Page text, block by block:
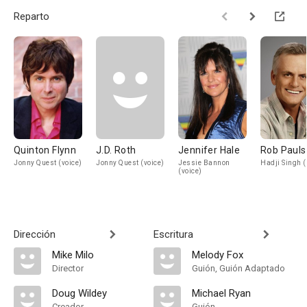
Reparto
Quinton Flynn
Jonny Quest (voice)
J.D. Roth
Jonny Quest (voice)
Jennifer Hale
Jessie Bannon
(voice)
Rob
Hadji Singh
Dirección
Mike Milo
Director
Doug Wildey
Escritura
Melody Fox
Guión, Guión Adaptado
Michael Ryan